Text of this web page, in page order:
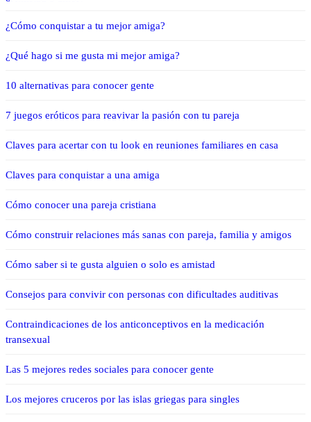
¿Cómo conquistar a tu mejor amiga?
¿Qué hago si me gusta mi mejor amiga?
10 alternativas para conocer gente
7 juegos eróticos para reavivar la pasión con tu pareja
Claves para acertar con tu look en reuniones familiares en casa
Claves para conquistar a una amiga
Cómo conocer una pareja cristiana
Cómo construir relaciones más sanas con pareja, familia y amigos
Cómo saber si te gusta alguien o solo es amistad
Consejos para convivir con personas con dificultades auditivas
Contraindicaciones de los anticonceptivos en la medicación
transexual
Las 5 mejores redes sociales para conocer gente
Los mejores cruceros por las islas griegas para singles